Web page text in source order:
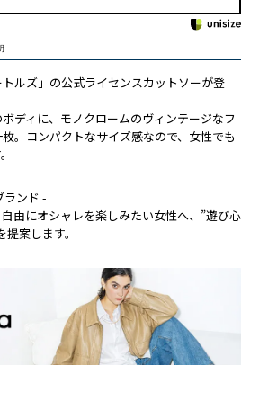
ルズ」の公式ライセンスカットソーが登
ディに、モノクロームのヴィンテージなフ
。コンパクトなサイズ感なので、女性でも
ランド -
由にオシャレを楽しみたい女性へ、”遊び心
案します。